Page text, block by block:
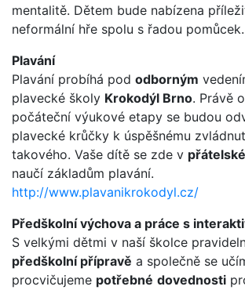
mentalitě. Dětem bude nabízena
neformální hře spolu s řadou pomůcek.
Plavání
Plavání probíhá pod odborným
plavecké školy Krokodýl Brno. Právě
počáteční výukové etapy se budou
plavecké krůčky k úspěšnému
takového. Vaše dítě se zde v
naučí základům plavání.
http://www.plavanikrokodyl.cz/
Předškolní výchova a práce s
S velkými dětmi v naší školce
předškolní přípravě a společně se
procvičujeme potřebné dovednosti